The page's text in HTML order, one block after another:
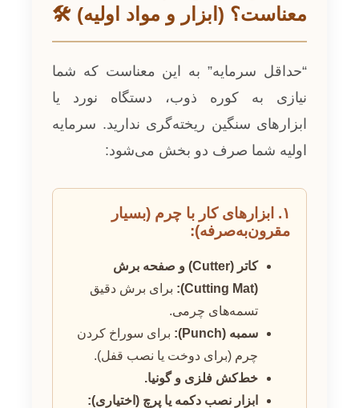
معناست؟ (ابزار و مواد اولیه) 🛠️
“حداقل سرمایه” به این معناست که شما
نیازی به کوره ذوب، دستگاه نورد یا
ابزارهای سنگین ریخته‌گری ندارید. سرمایه
اولیه شما صرف دو بخش می‌شود:
۱. ابزارهای کار با چرم (بسیار
مقرون‌به‌صرفه):
کاتر (Cutter) و صفحه برش
(Cutting Mat):
برای برش دقیق
تسمه‌های چرمی.
سمبه (Punch):
برای سوراخ کردن
چرم (برای دوخت یا نصب قفل).
خط‌کش فلزی و گونیا.
ابزار نصب دکمه یا پرچ (اختیاری):